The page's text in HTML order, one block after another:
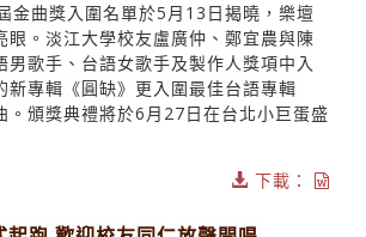
金曲獎入圍名單於5月13日揭曉，樂壇
眼。淡江大學校友盧廣仲、鄭宜農與陳
男歌手、台語女歌手及製作人獎項中入
新專輯《圓缺》更入圍最佳台語專輯
。頒獎典禮將於6月27日在台北小巨蛋盛
下載：